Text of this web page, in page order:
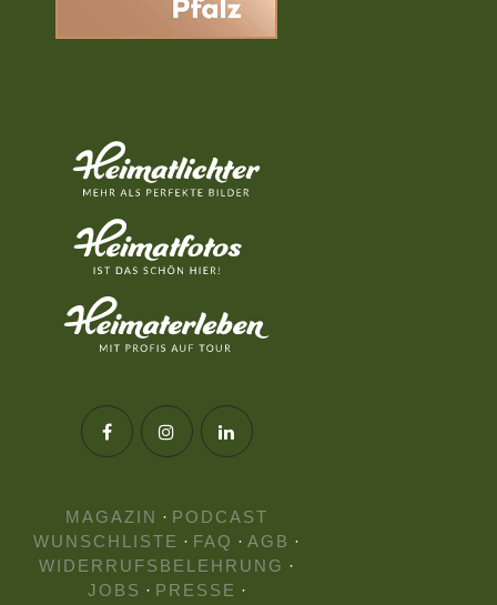
MAGAZIN · PODCAST
WUNSCHLISTE · FAQ · AGB ·
WIDERRUFSBELEHRUNG ·
JOBS · PRESSE ·